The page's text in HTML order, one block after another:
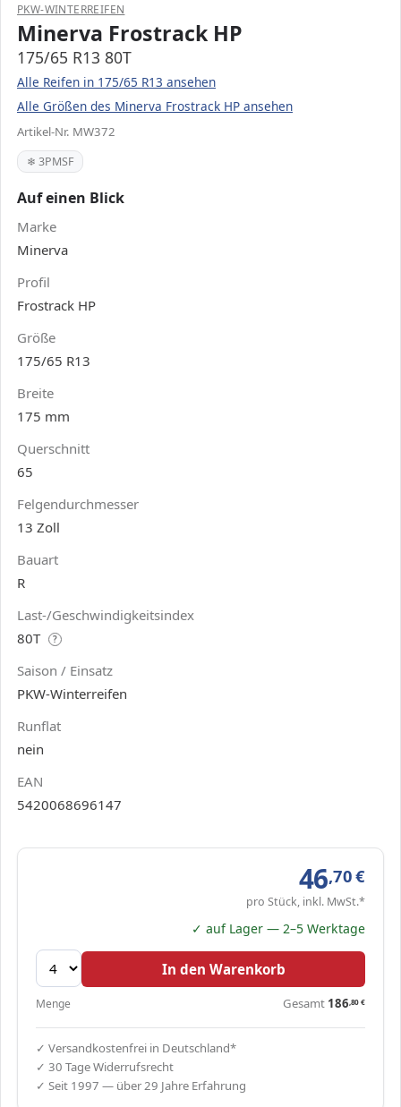
PKW-WINTERREIFEN
Minerva Frostrack HP
175/65 R13 80T
Alle Reifen in 175/65 R13 ansehen
Alle Größen des Minerva Frostrack HP ansehen
Artikel-Nr. MW372
❄ 3PMSF
Auf einen Blick
Marke
Minerva
Profil
Frostrack HP
Größe
175/65 R13
Breite
175 mm
Querschnitt
65
Felgendurchmesser
13 Zoll
Bauart
R
Last-/Geschwindigkeitsindex
80T
?
Saison / Einsatz
PKW-Winterreifen
Runflat
nein
EAN
5420068696147
46,70€
pro Stück, inkl. MwSt.*
✓ auf Lager — 2–5 Werktage
In den Warenkorb
Menge Gesamt 186,80€
✓ Versandkostenfrei in Deutschland*
✓ 30 Tage Widerrufsrecht
✓ Seit 1997 — über 29 Jahre Erfahrung